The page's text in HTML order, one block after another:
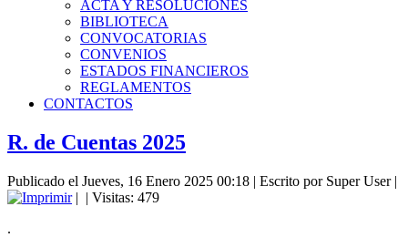
ACTA Y RESOLUCIONES
BIBLIOTECA
CONVOCATORIAS
CONVENIOS
ESTADOS FINANCIEROS
REGLAMENTOS
CONTACTOS
R. de Cuentas 2025
Publicado el Jueves, 16 Enero 2025 00:18 | Escrito por Super User|
| | Visitas: 479
.